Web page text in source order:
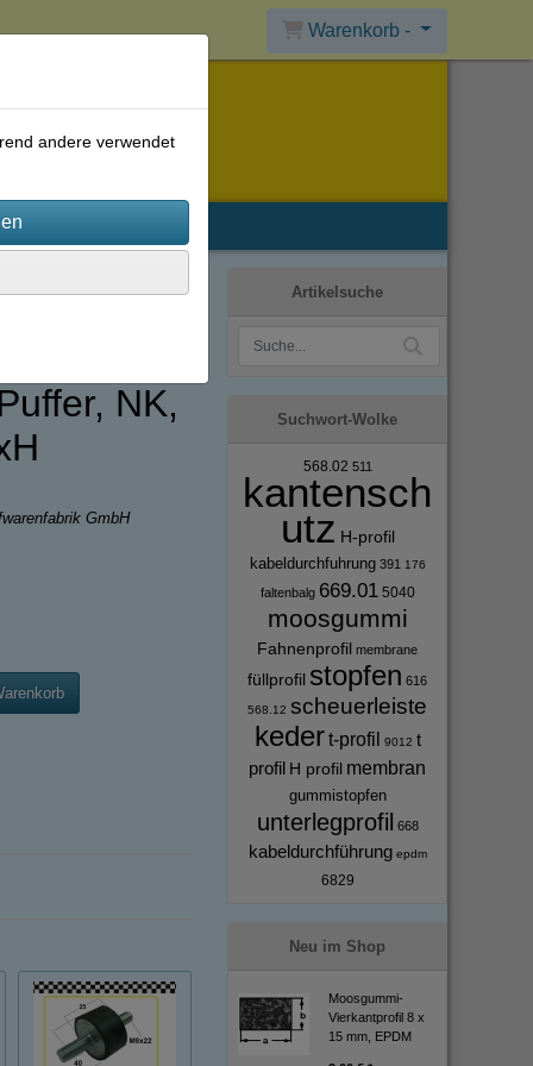
Warenkorb -
NK,
GmbH
Artikelsuche
Suchwort-Wolke
568.02 511
kantensch
utz H-profil
kabeldurchfuhrung 391 176
faltenbalg 669.01 5040
moosgummi
Fahnenprofil membrane
füllprofil stopfen 616
568.12 scheuerleiste
keder t-profil 9012 t
profil H profil membran
gummistopfen
unterlegprofil 668
kabeldurchführung epdm
6829
Neu im Shop
Moosgummi-
Vierkantprofil 8 x
15 mm, EPDM
andere verwendet